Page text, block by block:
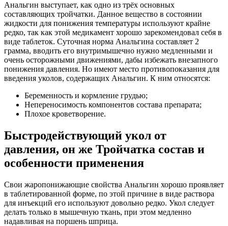
Анальгин выступает, как одно из трёх основных
составляющих тройчатки. Данное вещество в состоянии
жидкости для понижения температуры используют крайне
редко, так как этой медикамент хорошо зарекомендовал себя в
виде таблеток. Суточная норма Анальгина составляет 2
грамма, вводить его внутримышечно нужно медленными и
очень осторожными движениями, дабы избежать внезапного
понижения давления. Но имеют место противопоказания для
введения уколов, содержащих Анальгин. К ним относятся:
Беременность и кормление грудью;
Непереносимость компонентов состава препарата;
Плохое кроветворение.
Быстродействующий укол от
давления, он же Тройчатка состав и
особенности применения
Свои жаропонижающие свойства Анальгин хорошо проявляет
в таблетированной форме, по этой причине в виде раствора
для инъекций его используют довольно редко. Укол следует
делать только в мышечную ткань, при этом медленно
надавливая на поршень шприца.